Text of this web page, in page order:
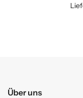
Über uns